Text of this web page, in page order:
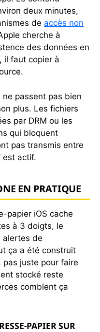
deux minutes,
de accès non
cherche à
des données en
il faut copier à
passent pas bien
plus. Les fichiers
par DRM ou les
qui bloquent
pas transmis entre
est actif.
EN PRATIQUE
papier iOS cache
à 3 doigts, le
alertes de
ça a été construit
pas juste pour faire
stocké reste
comblent ça
PAPIER SUR